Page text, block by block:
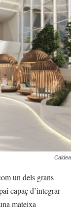
Caldea
un dels grans
capaç d’integrar
mateixa